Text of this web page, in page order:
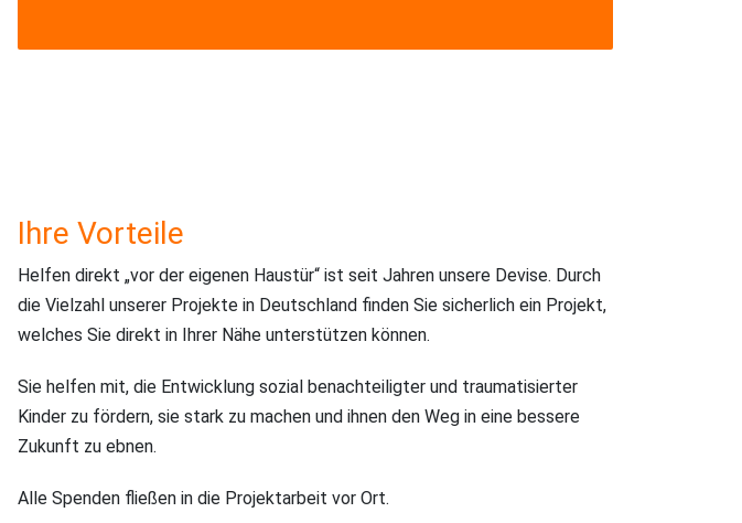
Ihre Vorteile
Helfen direkt „vor der eigenen Haustür“ ist seit Jahren unsere Devise. Durch
die Vielzahl unserer Projekte in Deutschland finden Sie sicherlich ein Projekt,
welches Sie direkt in Ihrer Nähe unterstützen können.
Sie helfen mit, die Entwicklung sozial benachteiligter und traumatisierter
Kinder zu fördern, sie stark zu machen und ihnen den Weg in eine bessere
Zukunft zu ebnen.
Alle Spenden fließen in die Projektarbeit vor Ort.